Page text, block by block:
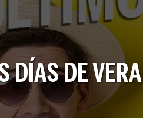
DÍAS DE